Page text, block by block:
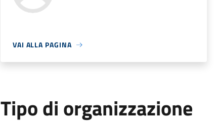
VAI ALLA PAGINA
Tipo di organizzazione